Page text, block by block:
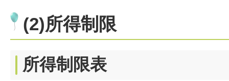
(2)所得制限
所得制限表